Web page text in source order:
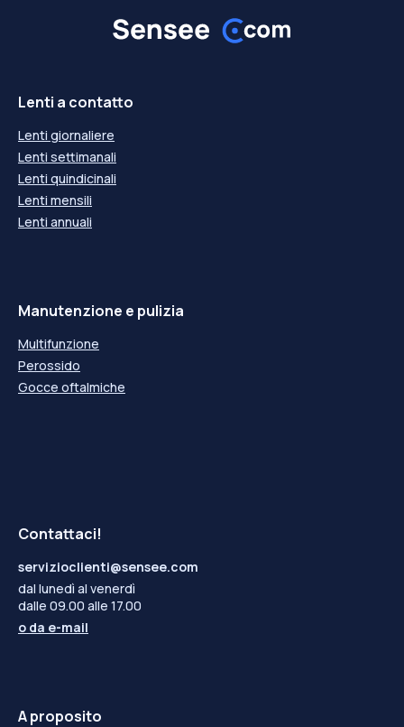
Lenti a contatto
Lenti giornaliere
Lenti settimanali
Lenti quindicinali
Lenti mensili
Lenti annuali
Manutenzione e pulizia
Multifunzione
Perossido
Gocce oftalmiche
Contattaci!
servizioclienti@sensee.com
dal lunedì al venerdì
dalle 09.00 alle 17.00
o da e-mail
A proposito